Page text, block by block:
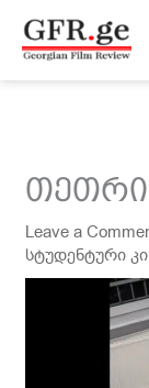
გადასვლა
Leave a
სტუდენტური